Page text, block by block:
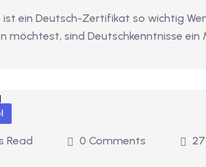
ist ein Deutsch-Zertifikat so wichtig
möchtest, sind Deutschkenntnisse ein
Read 0 Comments